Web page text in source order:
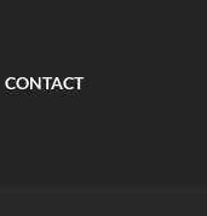
CONTACT